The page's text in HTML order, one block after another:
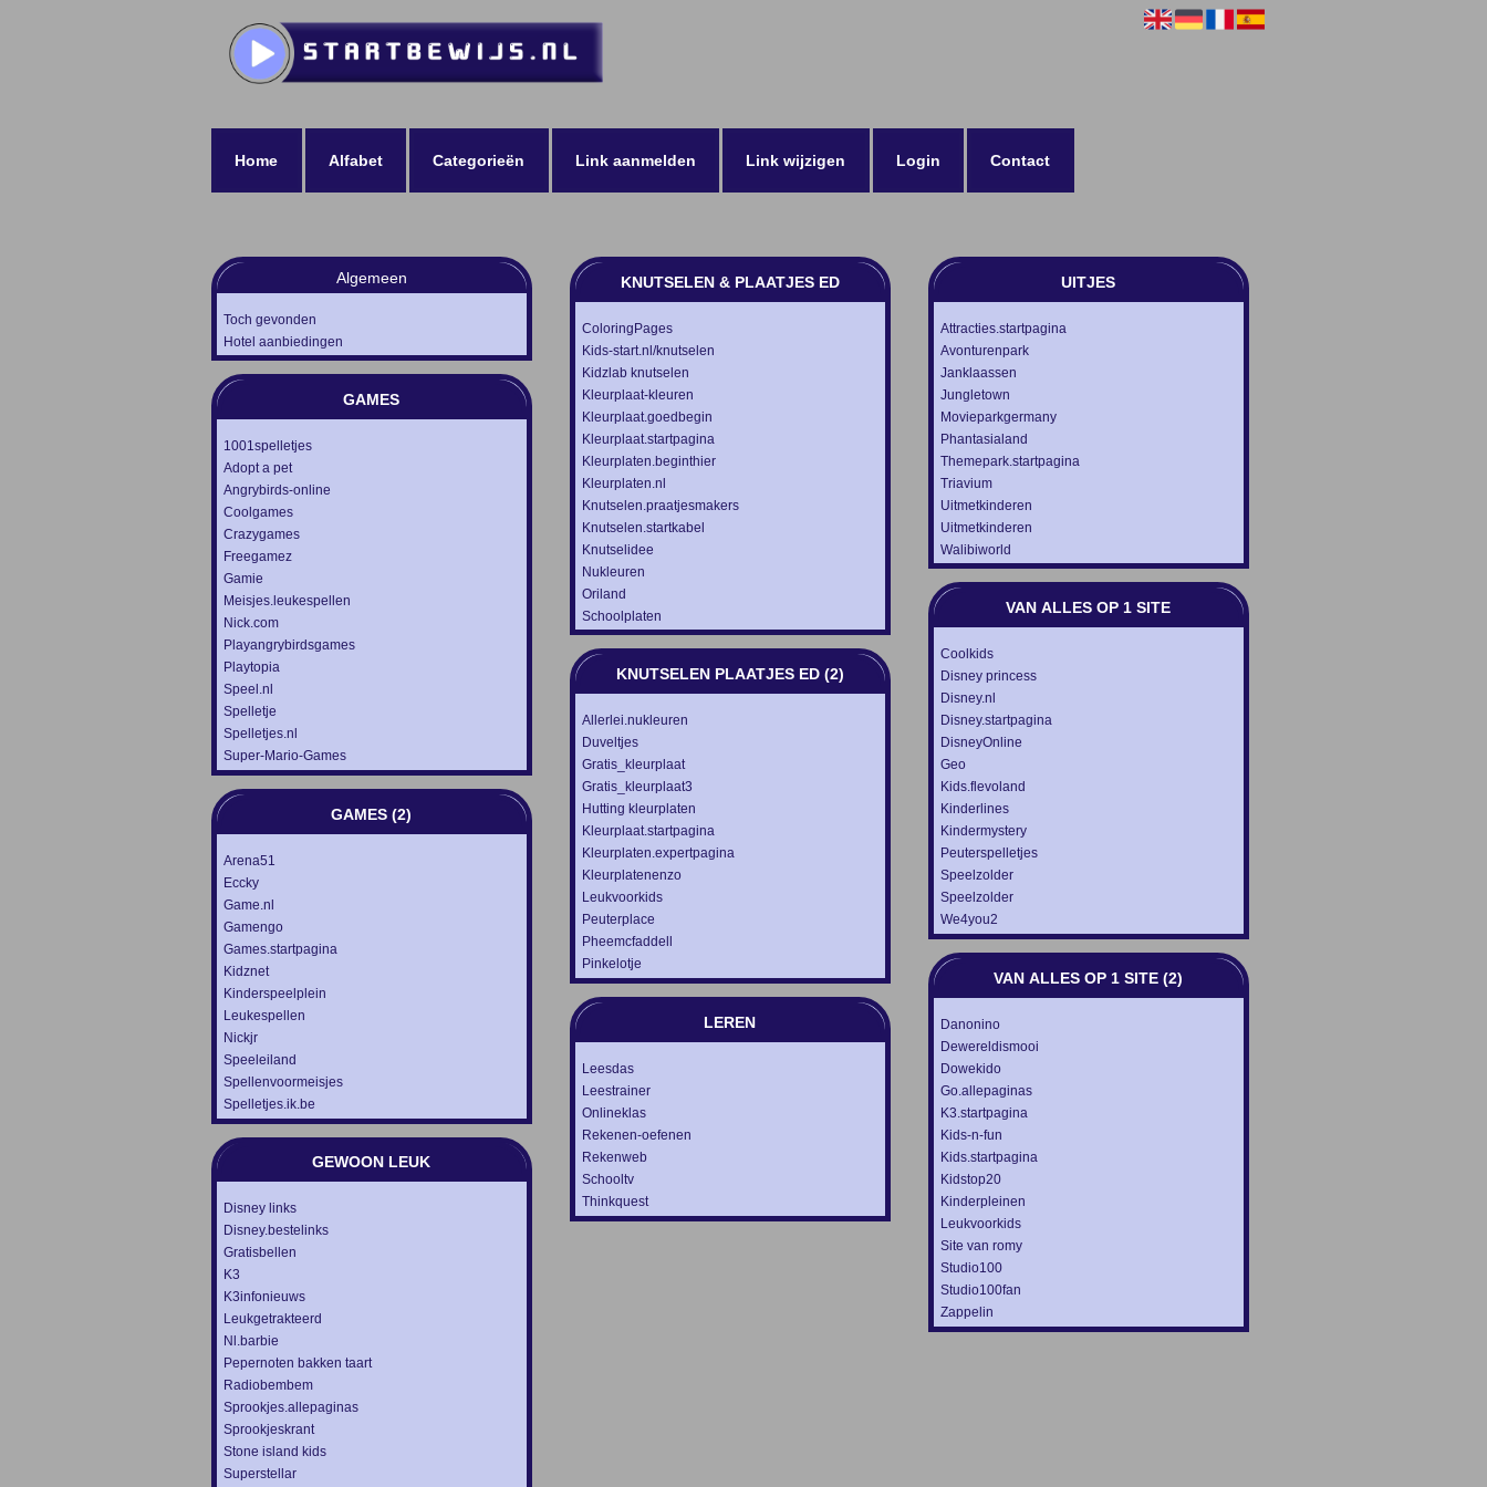
Home Alfabet Categorieën Link aanmelden Link wijzigen Login Contact
Algemeen
Toch gevonden
Hotel aanbiedingen
GAMES
1001spelletjes
Adopt a pet
Angrybirds-online
Coolgames
Crazygames
Freegamez
Gamie
Meisjes.leukespellen
Nick.com
Playangrybirdsgames
Playtopia
Speel.nl
Spelletje
Spelletjes.nl
Super-Mario-Games
GAMES (2)
Arena51
Eccky
Game.nl
Gamengo
Games.startpagina
Kidznet
Kinderspeelplein
Leukespellen
Nickjr
Speeleiland
Spellenvoormeisjes
Spelletjes.ik.be
GEWOON LEUK
Disney links
Disney.bestelinks
Gratisbellen
K3
K3infonieuws
Leukgetrakteerd
Nl.barbie
Pepernoten bakken taart
Radiobembem
Sprookjes.allepaginas
Sprookjeskrant
Stone island kids
Superstellar
KNUTSELEN & PLAATJES ED
ColoringPages
Kids-start.nl/knutselen
Kidzlab knutselen
Kleurplaat-kleuren
Kleurplaat.goedbegin
Kleurplaat.startpagina
Kleurplaten.beginthier
Kleurplaten.nl
Knutselen.praatjesmakers
Knutselen.startkabel
Knutselidee
Nukleuren
Oriland
Schoolplaten
KNUTSELEN PLAATJES ED (2)
Allerlei.nukleuren
Duveltjes
Gratis_kleurplaat
Gratis_kleurplaat3
Hutting kleurplaten
Kleurplaat.startpagina
Kleurplaten.expertpagina
Kleurplatenenzo
Leukvoorkids
Peuterplace
Pheemcfaddell
Pinkelotje
LEREN
Leesdas
Leestrainer
Onlineklas
Rekenen-oefenen
Rekenweb
Schooltv
Thinkquest
UITJES
Attracties.startpagina
Avonturenpark
Janklaassen
Jungletown
Movieparkgermany
Phantasialand
Themepark.startpagina
Triavium
Uitmetkinderen
Uitmetkinderen
Walibiworld
VAN ALLES OP 1 SITE
Coolkids
Disney princess
Disney.nl
Disney.startpagina
DisneyOnline
Geo
Kids.flevoland
Kinderlines
Kindermystery
Peuterspelletjes
Speelzolder
Speelzolder
We4you2
VAN ALLES OP 1 SITE (2)
Danonino
Dewereldismooi
Dowekido
Go.allepaginas
K3.startpagina
Kids-n-fun
Kids.startpagina
Kidstop20
Kinderpleinen
Leukvoorkids
Site van romy
Studio100
Studio100fan
Zappelin